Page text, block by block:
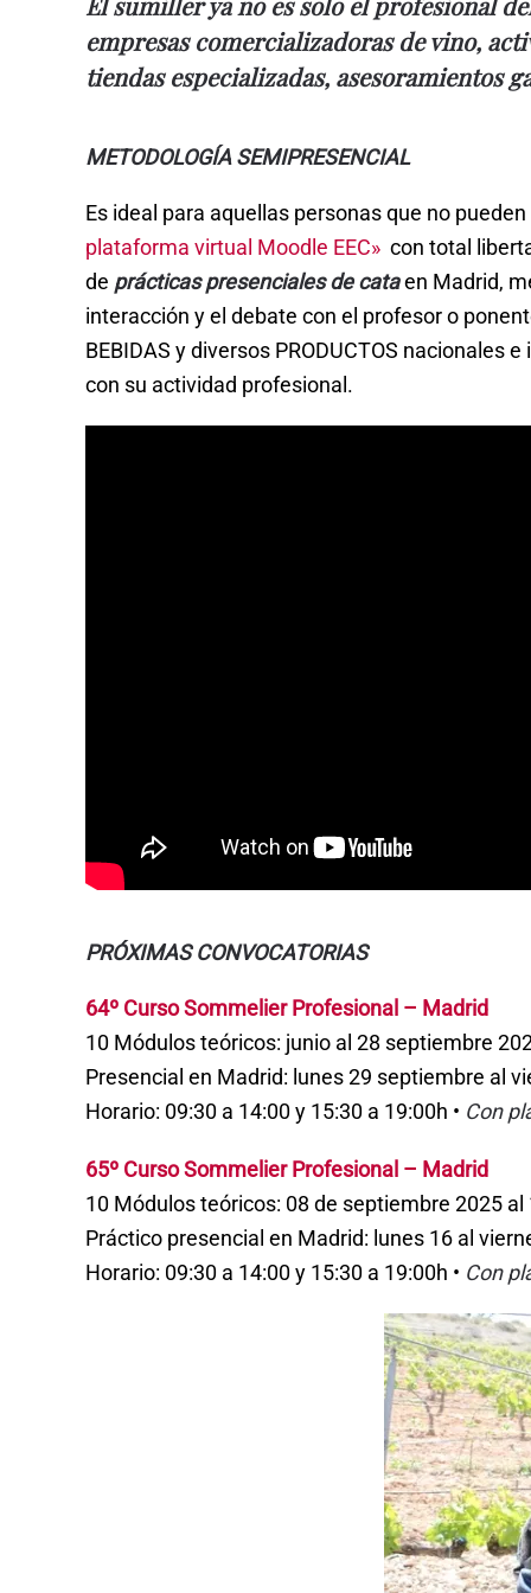
empresas comercializadoras de vino,
tiendas especializadas, asesoramientos
METODOLOGÍA SEMIPRESENCIAL
Es ideal para aquellas personas que no
plataforma virtual Moodle EEC» con total
de prácticas presenciales de cataen Madrid,
interacción y el debate con el profesor o
BEBIDAS y diversos PRODUCTOS
con su actividad profesional.
PRÓXIMAS CONVOCATORIAS
64º Curso Sommelier Profesional – Madrid
10 Módulos teóricos: junio al 28 septiembre
Presencial en Madrid: lunes 29 septiembre al
Horario: 09:30 a 14:00 y 15:30 a 19:00h • Con
65º Curso Sommelier Profesional – Madrid
10 Módulos teóricos: 08 de septiembre 2025
Práctico presencial en Madrid: lunes 16 al
Horario: 09:30 a 14:00 y 15:30 a 19:00h • Con